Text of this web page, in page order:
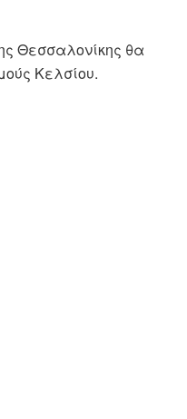
Θεσσαλονίκης θα
Κελσίου.